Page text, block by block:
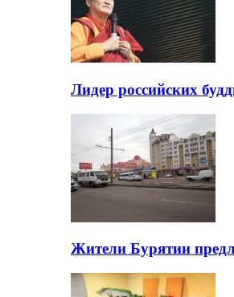
Лидер российских
Жители Бурятии